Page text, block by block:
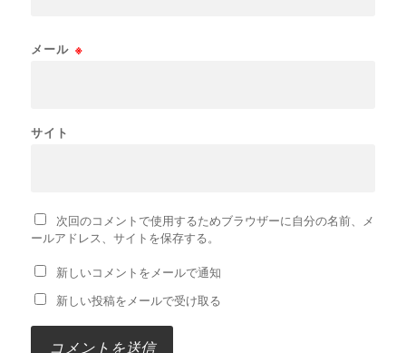
メール ※
サイト
次回のコメントで使用するためブラウザーに自分の名前、メ
ールアドレス、サイトを保存する。
新しいコメントをメールで通知
新しい投稿をメールで受け取る